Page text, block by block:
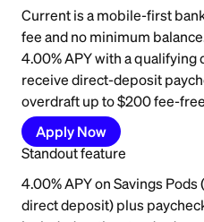
Current is a mobile-first
fee and no minimum
4.00% APY with a qualifying
receive direct-deposit
overdraft up to $200 fee-
Apply Now
Standout feature
4.00% APY on Savings
direct deposit) plus